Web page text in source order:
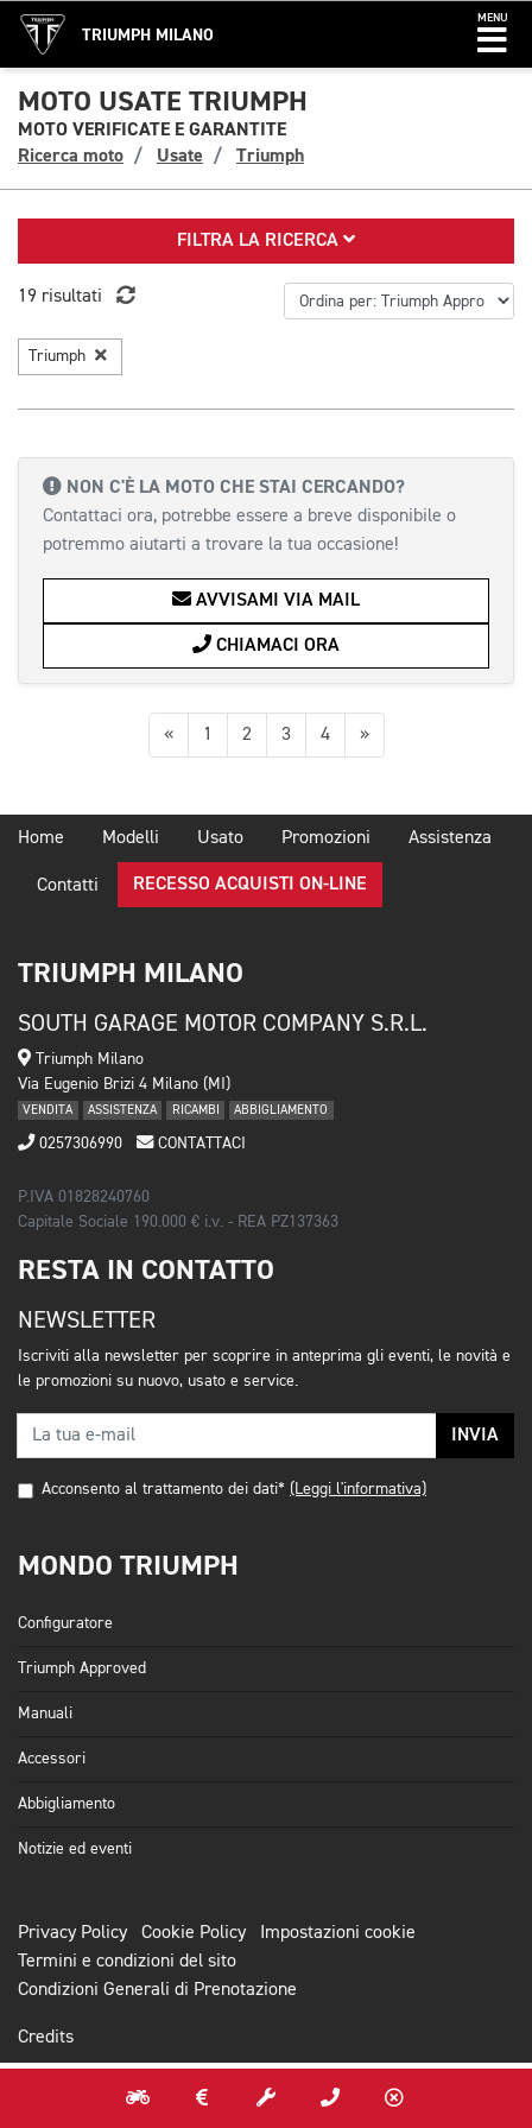
TRIUMPH MILANO
MENU
MOTO USATE TRIUMPH
MOTO VERIFICATE E GARANTITE
Ricerca moto
Usate Triumph
FILTRA LA RICERCA
19 risultati
Triumph
NON C'È LA MOTO CHE STAI CERCANDO?
Contattaci ora, potrebbe essere a breve disponibile o
potremmo aiutarti a trovare la tua occasione!
AVVISAMI VIA MAIL
CHIAMACI ORA
«Precedente
1 2 3 4 »Successiva
Home Modelli Usato Promozioni Assistenza
Contatti RECESSO ACQUISTI ON-LINE
TRIUMPH MILANO
SOUTH GARAGE MOTOR COMPANY S.R.L.
Triumph Milano
Via Eugenio Brizi 4 Milano (MI)
VENDITA ASSISTENZA RICAMBI ABBIGLIAMENTO
0257306990 CONTATTACI
P.IVA 01828240760
Capitale Sociale 190.000 € i.v. - REA PZ137363
RESTA IN CONTATTO
NEWSLETTER
Iscriviti alla newsletter per scoprire in anteprima gli eventi, le novità e
le promozioni su nuovo, usato e service.
INVIA
Acconsento al trattamento dei dati* (Leggi l'informativa)
MONDO TRIUMPH
Configuratore
Triumph Approved
Manuali
Accessori
Abbigliamento
Notizie ed eventi
Privacy Policy Cookie Policy
Impostazioni cookie
Termini e condizioni del sito
Condizioni Generali di Prenotazione
Credits